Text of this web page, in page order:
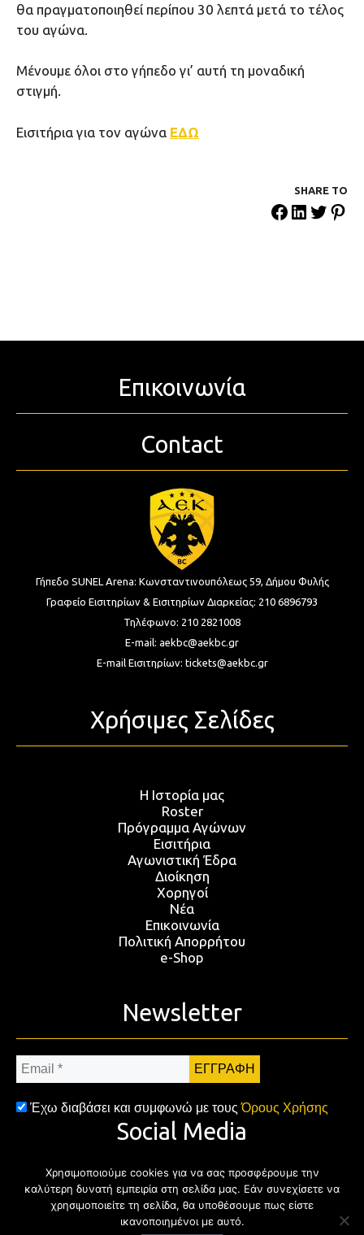
θα πραγματοποιηθεί περίπου 30 λεπτά μετά το τέλος
του αγώνα.
Μένουμε όλοι στο γήπεδο γι’ αυτή τη μοναδική
στιγμή.
Εισιτήρια για τον αγώνα ΕΔΩ
SHARE ΤΟ
Επικοινωνία
Contact
Γήπεδο SUNEL Arena: Κωνσταντινουπόλεως 59, Δήμου Φυλής
Γραφείο Εισιτηρίων & Εισιτηρίων Διαρκείας: 210 6896793
Τηλέφωνο: 210 2821008
E-mail: aekbc@aekbc.gr
E-mail Εισιτηρίων: tickets@aekbc.gr
Χρήσιμες Σελίδες
Η Ιστορία μας
Roster
Πρόγραμμα Αγώνων
Εισιτήρια
Αγωνιστική Έδρα
Διοίκηση
Χορηγοί
Νέα
Επικοινωνία
Πολιτική Απορρήτου
e-Shop
Newsletter
Email
*
Έχω διαβάσει και συμφωνώ με τουςΌρους Χρήσης
Social Media
FacebookTwitter Instagram
Χρησιμοποιούμε cookies για να σας προσφέρουμε την
καλύτερη δυνατή εμπειρία στη σελίδα μας. Εάν συνεχίσετε να
χρησιμοποιείτε τη σελίδα, θα υποθέσουμε πως είστε
ικανοποιημένοι με αυτό.